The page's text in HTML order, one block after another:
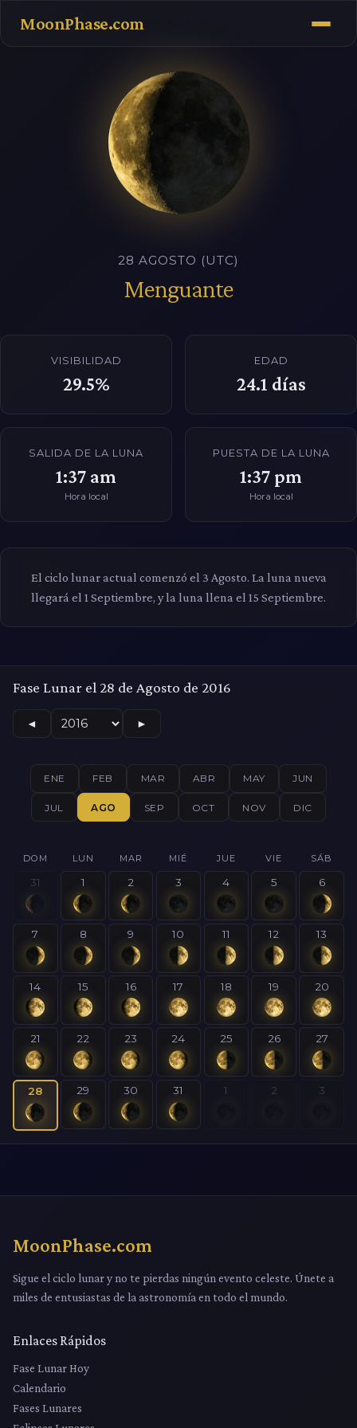
MoonPhase.com
28 AGOSTO (UTC)
Menguante
VISIBILIDAD
29.5%
EDAD
24.1 días
SALIDA DE LA LUNA
1:37 am
Hora local
PUESTA DE LA LUNA
1:37 pm
Hora local
El ciclo lunar actual comenzó el 3 Agosto. La luna nueva
llegará el 1 Septiembre, y la luna llena el 15 Septiembre.
Fase Lunar el 28 de Agosto de 2016
◄ ►
ENE FEB MAR ABR MAY JUN
JUL AGO SEP OCT NOV DIC
DOM LUN MAR MIÉ JUE VIE SÁB
31 1 2 3 4 5 6
7 8 9 10 11 12 13
14 15 16 17 18 19 20
21 22 23 24 25 26 27
28 29 30 31 1 2 3
MoonPhase.com
Sigue el ciclo lunar y no te pierdas ningún evento celeste. Únete a
miles de entusiastas de la astronomía en todo el mundo.
Enlaces Rápidos
Fase Lunar Hoy
Calendario
Fases Lunares